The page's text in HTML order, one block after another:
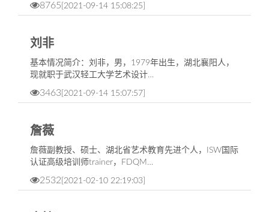
8765 [2021-09-14 15:08:25]
刘非
​基本情况简介：刘非，男，1979年出生，湖北襄阳人，
现就职于武汉轻工大学艺术设计…
3463 [2021-09-14 15:07:57]
​詹薇
​詹薇副教授、硕士、湖北省艺术教育先进个人，ISW国际
认证高级培训师trainer，FDQM…
2532 [2021-02-10 22:19:03]